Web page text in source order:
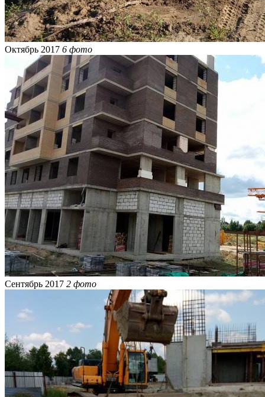
Октябрь 2017 6 фото
Сентябрь 2017 2 фото